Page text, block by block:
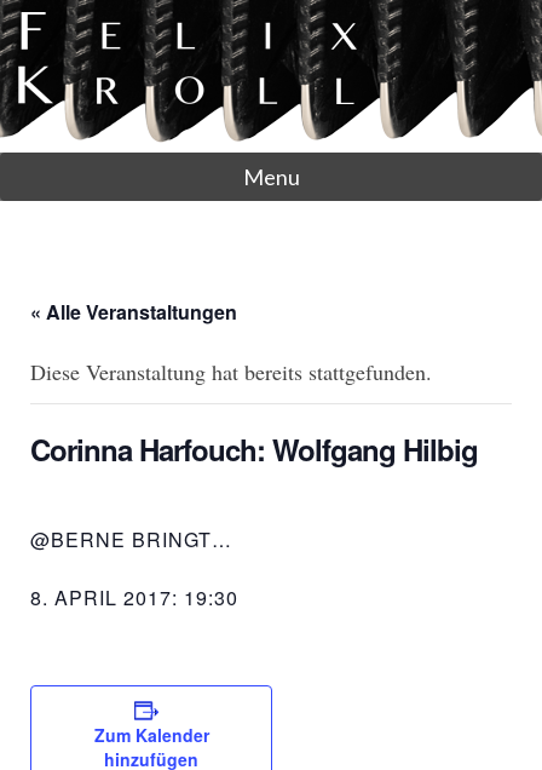
Menu
« Alle Veranstaltungen
Diese Veranstaltung hat bereits stattgefunden.
Corinna Harfouch: Wolfgang Hilbig
@BERNE BRINGT…
8. APRIL 2017: 19:30
Zum Kalender
hinzufügen